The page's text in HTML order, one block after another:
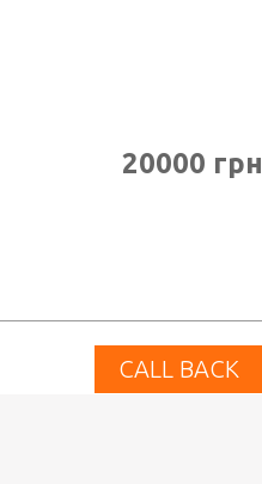
20000 грн
CALL BACK